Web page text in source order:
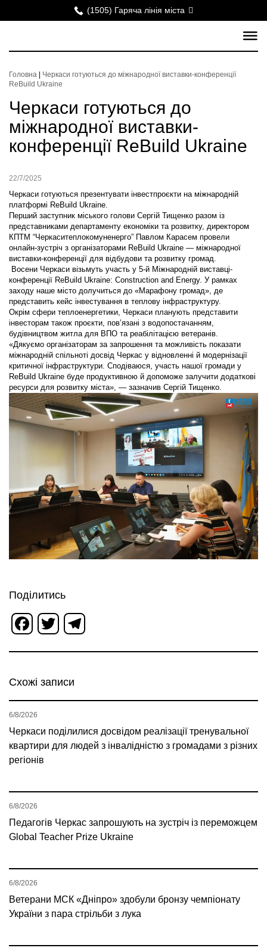
(1505) Гаряча лінія міста
Головна
Черкаси готуються до міжнародної виставки-конференції
ReBuild Ukraine
Черкаси готуються до
міжнародної виставки-
конференції ReBuild Ukraine
22/7/2025
Черкаси готуються презентувати інвестпроєкти на міжнародній
платформі ReBuild Ukraine.
Перший заступник міського голови Сергій Тищенко разом із
представниками департаменту економіки та розвитку, директором
КПТМ “Черкаситеплокомуненерго” Павлом Карасем провели
онлайн-зустріч з організаторами ReBuild Ukraine — міжнародної
виставки-конференції для відбудови та розвитку громад.
Восени Черкаси візьмуть участь у 5-й Міжнародній виставці-
конференції ReBuild Ukraine: Construction and Energy. У рамках
заходу наше місто долучиться до «Марафону громад», де
представить кейс інвестування в теплову інфраструктуру.
Окрім сфери теплоенергетики, Черкаси планують представити
інвесторам також проєкти, пов’язані з водопостачанням,
будівництвом житла для ВПО та реабілітацією ветеранів.
«Дякуємо організаторам за запрошення та можливість показати
міжнародній спільноті досвід Черкас у відновленні й модернізації
критичної інфраструктури. Сподіваюся, участь нашої громади у
ReBuild Ukraine буде продуктивною й допоможе залучити додаткові
ресурси для розвитку міста», — зазначив Сергій Тищенко.
Поділитись
Facebook
Twitter
Схожі записи
Черкаси поділилися досвідом реалізації тренувальної
квартири для людей з інвалідністю з громадами з різних
регіонів
6/8/2026
Педагогів Черкас запрошують на зустріч із переможцем
Global Teacher Prize Ukraine
6/8/2026
Ветерани МСК «Дніпро» здобули бронзу чемпіонату
України з пара стрільби з лука
6/8/2026